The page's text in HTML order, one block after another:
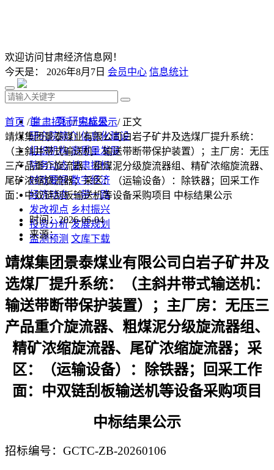
欢迎访问甘肃经济信息网！
今天是： 2026年8月7日 会员中心 信息统计
首 页 研究成果
研究院简介 信息化建设
组织机构 高质量发展
院务动态 甘肃招标
时政要闻 数字经济
经济动态 一带一路
发改视点 乡村振兴
投资分析 发展规划
监测预测 文库下载
首页 /甘肃招标/中标公示/ 正文
靖煤集团景泰煤业有限公司白岩子矿井及选煤厂提升系统：
（主斜井带式输送机：输送带断带保护装置）；主厂房：无压
三产品重介旋流器、粗煤泥分级旋流器组、精矿浓缩旋流器、
尾矿浓缩旋流器；采区：（运输设备）：除铁器；回采工作
面：中双链刮板输送机等设备采购项目 中标结果公示
时间：2026-06-04
来源：
靖煤集团景泰煤业有限公司白岩子矿井及
选煤厂提升系统：（主斜井带式输送机：
输送带断带保护装置）；主厂房：无压三
产品重介旋流器、粗煤泥分级旋流器组、
精矿浓缩旋流器、尾矿浓缩旋流器；采
区：（运输设备）：除铁器；回采工作
面：中双链刮板输送机等设备采购项目
中标结果公示
招标编号： GCTC-ZB-20260106